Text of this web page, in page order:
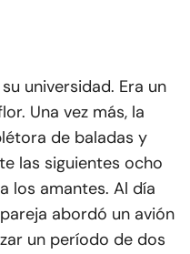
universidad. Era un
Una vez más, la
de baladas y
las siguientes ocho
los amantes. Al día
abordó un avión
un período de dos